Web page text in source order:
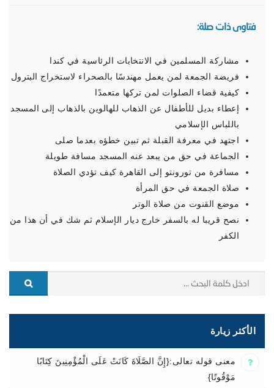
فتاوى ذات صلة:
مشاركة المسلمين في الانتخابات الرئاسية في كندا
فريضة الجمعة لمن يعمل مهندسًا بالصحراء لاستخراج البترول
كيفية قضاء الصلوات لمن تركها متعمدًا
إعطاء بديل للأطفال عن الذهاب للهالوين بالذهاب إلى المسجد
باللباس الإسلامي
اجتهد في معرفة القبلة ثم تبين خطؤه بعدما صلى
الجماعة في حق من يبعد عنه المسجد مسافة طويلة
مسافرة من تورونتو إلى القاهرة كيف تؤدي الصلاة
صلاة الجمعة في حق المرأة
موضع القنوت من صلاة الوتر
نصح قريبا له بالسفر خارج ديار الإسلام ثم شك في أن هذا من
الكفر
الأكثر زيارة
معنى قوله تعالى:{إِنَّ الصَّلَاةَ كَانَتْ عَلَى الْمُؤْمِنِينَ كِتَابًا
مَوْقُوتًا}